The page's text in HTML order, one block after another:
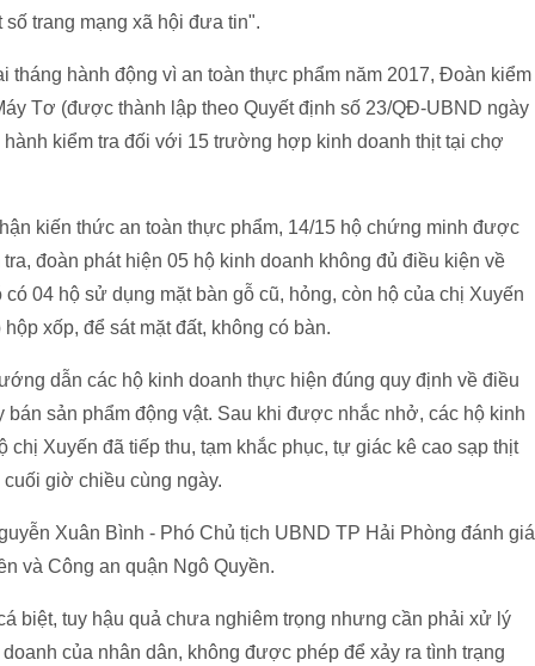
trang mạng xã hội đưa tin".
tháng hành động vì an toàn thực phẩm năm 2017, Đoàn kiểm
Tơ (được thành lập theo Quyết định số 23/QĐ-UBND ngày
kiểm tra đối với 15 trường hợp kinh doanh thịt tại chợ
kiến thức an toàn thực phẩm, 14/15 hộ chứng minh được
đoàn phát hiện 05 hộ kinh doanh không đủ điều kiện về
04 hộ sử dụng mặt bàn gỗ cũ, hỏng, còn hộ của chị Xuyến
xốp, để sát mặt đất, không có bàn.
dẫn các hộ kinh doanh thực hiện đúng quy định về điều
bán sản phẩm động vật. Sau khi được nhắc nhở, các hộ kinh
chị Xuyến đã tiếp thu, tạm khắc phục, tự giác kê cao sạp thịt
giờ chiều cùng ngày.
Xuân Bình - Phó Chủ tịch UBND TP Hải Phòng đánh giá
và Công an quận Ngô Quyền.
biệt, tuy hậu quả chưa nghiêm trọng nhưng cần phải xử lý
của nhân dân, không được phép để xảy ra tình trạng